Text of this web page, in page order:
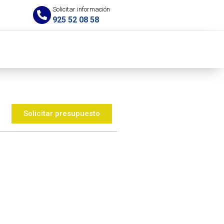
Solicitar información
925 52 08 58
Solicitar presupuesto